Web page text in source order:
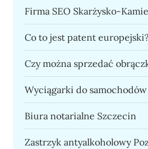
Firma SEO Skarżysko-
Co to jest patent europejski?
Czy można sprzedać
Wyciągarki do samochodów
Biura notarialne Szczecin
Zastrzyk antyalkoholowy